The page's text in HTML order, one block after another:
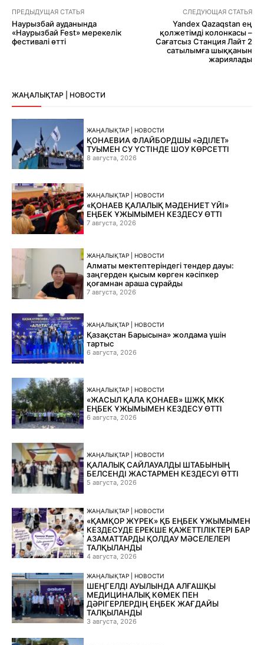
ПРЕДЫДУЩАЯ СТАТЬЯ
Наурызбай ауданында
«Наурызбай Fest» мерекелік
фестивалі өтті
СЛЕДУЮЩАЯ СТАТЬЯ
Yandex Qazaqstan ең
қолжетімді колонкасы –
Сағатсыз Станция Лайт 2
сатылымға шыққанын
жариялады
ЖАҢАЛЫҚТАР | НОВОСТИ
ЖАҢАЛЫҚТАР | НОВОСТИ
ҚОНАЕВИА ФЛАЙБОРДШЫ «ӘДІЛЕТ»
ТУЫМЕН СУ ҮСТІНДЕ ШОУ КӨРСЕТТІ
8 августа, 2026
ЖАҢАЛЫҚТАР | НОВОСТИ
«ҚОНАЕВ ҚАЛАЛЫҚ МӘДЕНИЕТ ҮЙІ»
ЕҢБЕК ҰЖЫМЫМЕН КЕЗДЕСУ ӨТТІ
7 августа, 2026
ЖАҢАЛЫҚТАР | НОВОСТИ
Алматы мектептеріндегі тендер дауы:
заңгерден қысым көрген кәсіпкер
қоғамнан араша сұрайды
7 августа, 2026
ЖАҢАЛЫҚТАР | НОВОСТИ
Қазақстан Барысына» жолдама үшін
тартыс
6 августа, 2026
ЖАҢАЛЫҚТАР | НОВОСТИ
«ЖАСЫЛ ҚАЛА ҚОНАЕВ» ШЖҚ МКК
ЕҢБЕК ҰЖЫМЫМЕН КЕЗДЕСУ ӨТТІ
6 августа, 2026
ЖАҢАЛЫҚТАР | НОВОСТИ
ҚАЛАЛЫҚ САЙЛАУАЛДЫ ШТАБЫНЫҢ
БЕЛСЕНДІ ЖАСТАРМЕН КЕЗДЕСУІ ӨТТІ
5 августа, 2026
ЖАҢАЛЫҚТАР | НОВОСТИ
«ҚАМҚОР ЖҮРЕК» ҚБ ЕҢБЕК ҰЖЫМЫМЕН
КЕЗДЕСУДЕ ЕРЕКШЕ ҚАЖЕТТІЛІКТЕРІ БАР
АЗАМАТТАРДЫ ҚОЛДАУ МӘСЕЛЕЛЕРІ
ТАЛҚЫЛАНДЫ
4 августа, 2026
ЖАҢАЛЫҚТАР | НОВОСТИ
ШЕҢГЕЛДІ АУЫЛЫНДА АЛҒАШҚЫ
МЕДИЦИНАЛЫҚ КӨМЕК ПЕН
ДӘРІГЕРЛЕРДІҢ ЕҢБЕК ЖАҒДАЙЫ
ТАЛҚЫЛАНДЫ
3 августа, 2026